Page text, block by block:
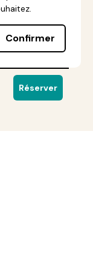
Confirmer
Réserver